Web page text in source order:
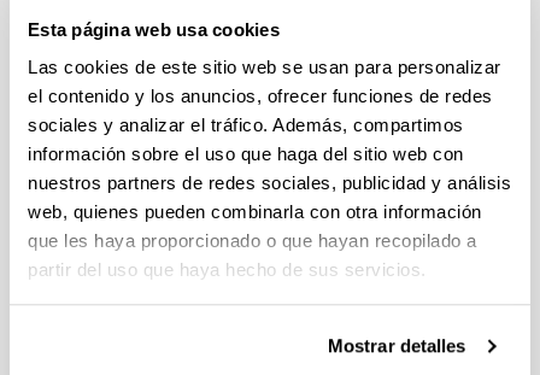
Esta página web usa cookies
Las cookies de este sitio web se usan para personalizar
el contenido y los anuncios, ofrecer funciones de redes
sociales y analizar el tráfico. Además, compartimos
información sobre el uso que haga del sitio web con
nuestros partners de redes sociales, publicidad y análisis
web, quienes pueden combinarla con otra información
que les haya proporcionado o que hayan recopilado a
partir del uso que haya hecho de sus servicios.
Mostrar detalles
Cátedra Mikel Laboa
Localización y contacto
Dirección
Mikel Laboa Katedra
Centro Carlos Santamaría. Despacho B2
Campus de Gipuzkoa de la UPV/EHU
Plaza Elhuyar, 2
20018 Donostia-San Sebastián